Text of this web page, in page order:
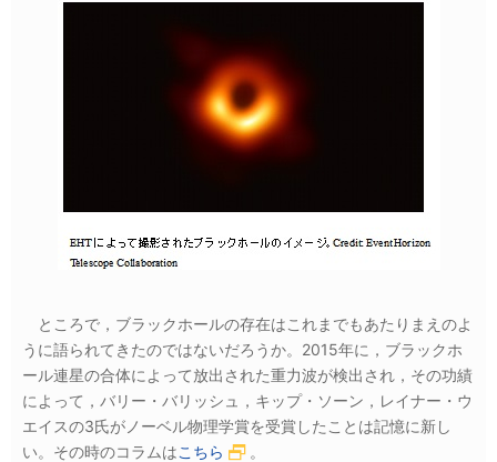
ところで，ブラックホールの存在はこれまでもあたりまえのよ
うに語られてきたのではないだろうか。2015年に，ブラックホ
ール連星の合体によって放出された重力波が検出され，その功績
によって，バリー・バリッシュ，キップ・ソーン，レイナー・ウ
エイスの3氏がノーベル物理学賞を受賞したことは記憶に新し
い。その時のコラムはこちら
。